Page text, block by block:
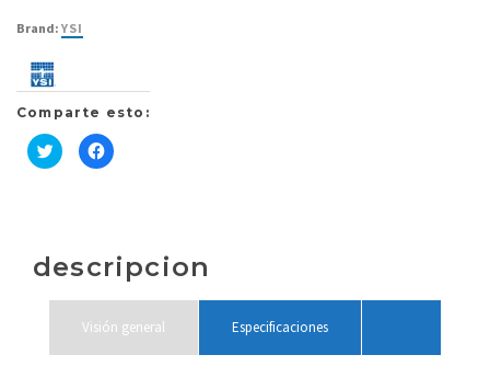
Brand: YSI
Comparte esto:
Haz
clic
una
ventana
Haz
clic
en
una
ventana
descripcion
Visión general Especificaciones